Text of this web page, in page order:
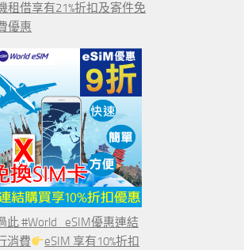
租借享有21%折扣及寄件免
優惠
此 #World_eSIM優惠連結
消費
eSIM 享有10%折扣